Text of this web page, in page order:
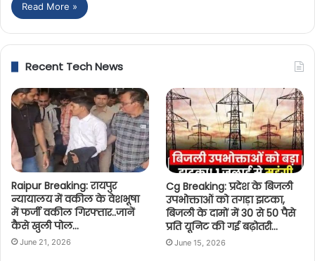
Read More »
Recent Tech News
Raipur Breaking: रायपुर
न्यायालय में वकील के वेशभूषा
में फर्जी वकील गिरफ्तार..जानें
कैसे खुली पोल…
June 21, 2026
Cg Breaking: प्रदेश के बिजली
उपभोक्ताओं को तगड़ा झटका,
बिजली के दामों में 30 से 50 पैसे
प्रति यूनिट की गई बढ़ोतरी…
June 15, 2026